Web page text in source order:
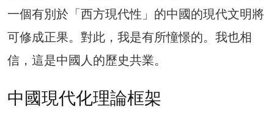
一個有別於「西方現代性」的中國的現代文明將
可修成正果。對此，我是有所憧憬的。我也相
信，這是中國人的歷史共業。
中國現代化理論框架